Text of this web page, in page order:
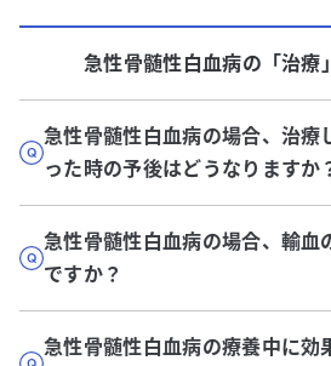
急性骨髄性白血病の「治療
急性骨髄性白血病の場合、治療
った時の予後はどうなりますか
急性骨髄性白血病の場合、輸血
ですか？
急性骨髄性白血病の療養中に効